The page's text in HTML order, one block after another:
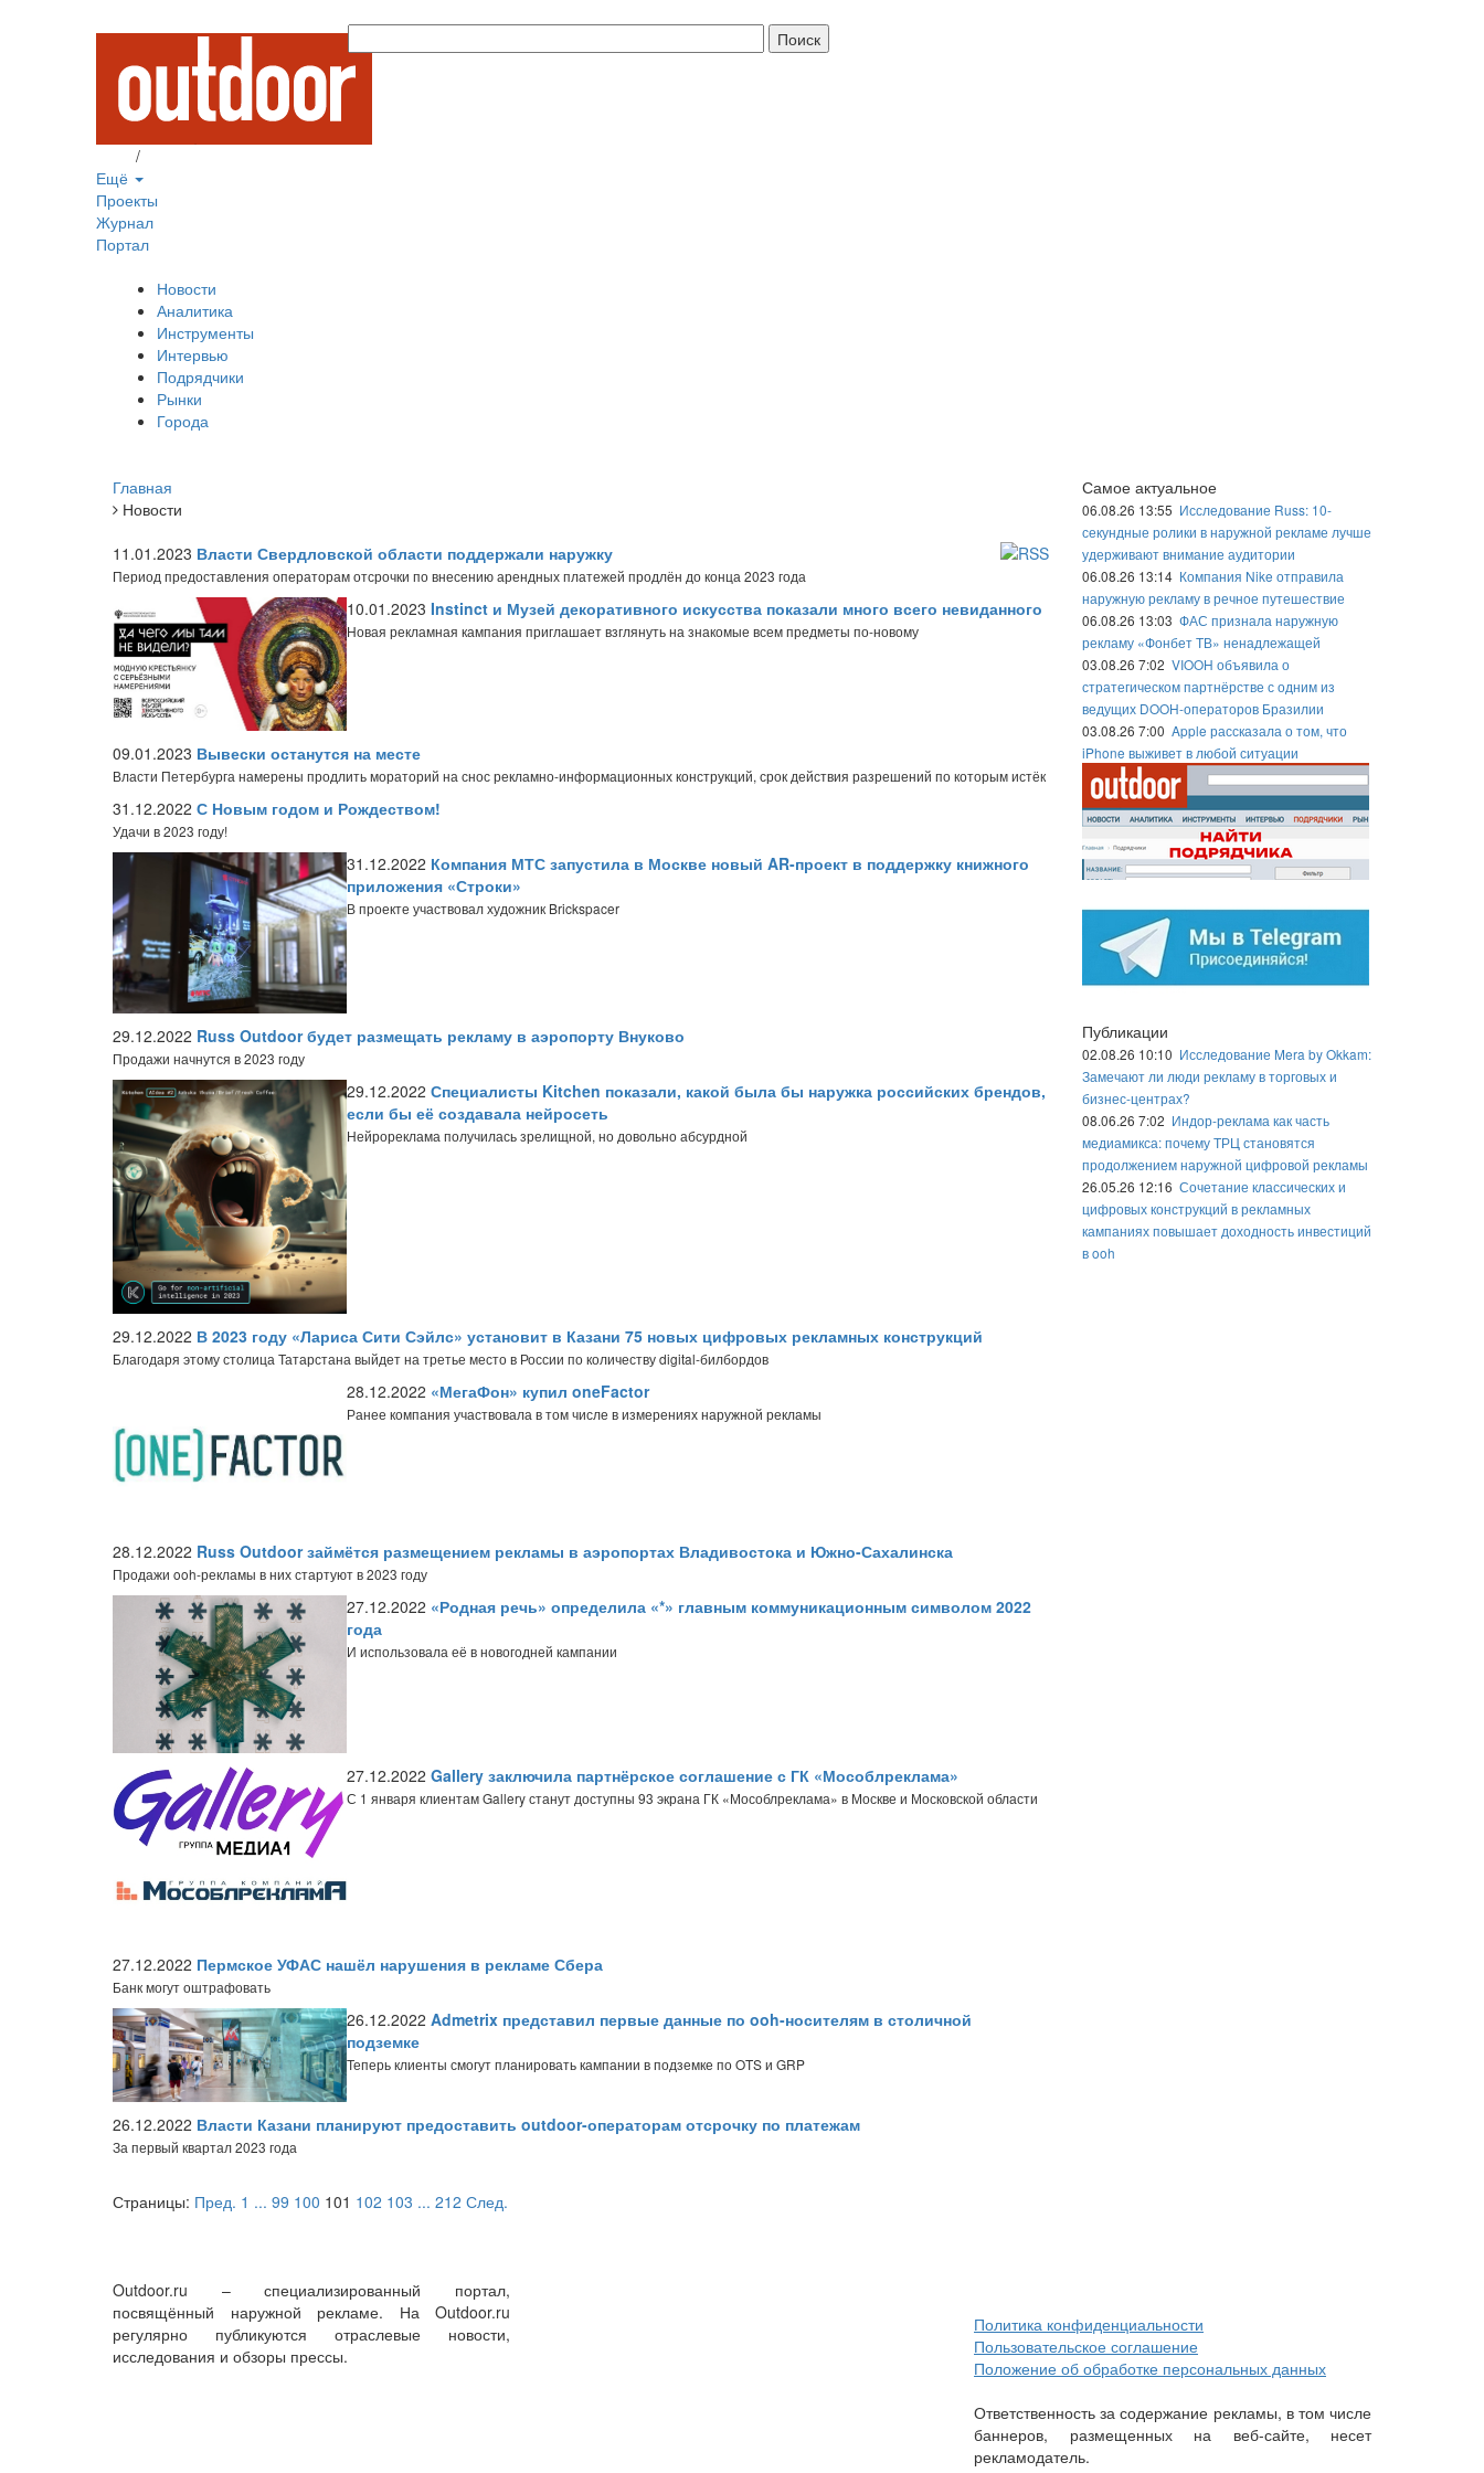
/
Ещё
Проекты
Журнал
Портал
Новости
Аналитика
Инструменты
Интервью
Подрядчики
Рынки
Города
Главная
Новости
11.01.2023 Власти Свердловской области поддержали наружку
Период предоставления операторам отсрочки по внесению арендных платежей продлён до конца 2023 года
10.01.2023 Instinct и Музей декоративного искусства показали много всего невиданного
Новая рекламная кампания приглашает взглянуть на знакомые всем предметы по-новому
09.01.2023 Вывески останутся на месте
Власти Петербурга намерены продлить мораторий на снос рекламно-информационных конструкций, срок действия разрешений по которым истёк
31.12.2022 С Новым годом и Рождеством!
Удачи в 2023 году!
31.12.2022 Компания МТС запустила в Москве новый AR-проект в поддержку книжного
приложения «Строки»
В проекте участвовал художник Brickspacer
29.12.2022 Russ Outdoor будет размещать рекламу в аэропорту Внуково
Продажи начнутся в 2023 году
29.12.2022 Специалисты Kitchen показали, какой была бы наружка российских брендов,
если бы её создавала нейросеть
Нейрореклама получилась зрелищной, но довольно абсурдной
29.12.2022 В 2023 году «Лариса Сити Сэйлс» установит в Казани 75 новых цифровых рекламных конструкций
Благодаря этому столица Татарстана выйдет на третье место в России по количеству digital-билбордов
28.12.2022 «МегаФон» купил oneFactor
Ранее компания участвовала в том числе в измерениях наружной рекламы
28.12.2022 Russ Outdoor займётся размещением рекламы в аэропортах Владивостока и Южно-Сахалинска
Продажи ooh-рекламы в них стартуют в 2023 году
27.12.2022 «Родная речь» определила «*» главным коммуникационным символом 2022
года
И использовала её в новогодней кампании
27.12.2022 Gallery заключила партнёрское соглашение с ГК «Мособлреклама»
С 1 января клиентам Gallery станут доступны 93 экрана ГК «Мособлреклама» в Москве и Московской области
27.12.2022 Пермское УФАС нашёл нарушения в рекламе Сбера
Банк могут оштрафовать
26.12.2022 Admetrix представил первые данные по ooh-носителям в столичной
подземке
Теперь клиенты смогут планировать кампании в подземке по OTS и GRP
26.12.2022 Власти Казани планируют предоставить outdoor-операторам отсрочку по платежам
За первый квартал 2023 года
Страницы: Пред. 1 ... 99 100 101 102 103 ... 212 След.
Самое актуальное
06.08.26 13:55 Исследование Russ: 10-
секундные ролики в наружной рекламе лучше
удерживают внимание аудитории
06.08.26 13:14 Компания Nike отправила
наружную рекламу в речное путешествие
06.08.26 13:03 ФАС признала наружную
рекламу «Фонбет ТВ» ненадлежащей
03.08.26 7:02 VIOOH объявила о
стратегическом партнёрстве с одним из
ведущих DOOH-операторов Бразилии
03.08.26 7:00 Apple рассказала о том, что
iPhone выживет в любой ситуации
Публикации
02.08.26 10:10 Исследование Mera by Okkam:
Замечают ли люди рекламу в торговых и
бизнес-центрах?
08.06.26 7:02 Индор-реклама как часть
медиамикса: почему ТРЦ становятся
продолжением наружной цифровой рекламы
26.05.26 12:16 Сочетание классических и
цифровых конструкций в рекламных
кампаниях повышает доходность инвестиций
в ooh
Outdoor.ru – специализированный портал,
посвящённый наружной рекламе. На Outdoor.ru
регулярно публикуются отраслевые новости,
исследования и обзоры прессы.
Политика конфиденциальности
Пользовательское соглашение
Положение об обработке персональных данных
Ответственность за содержание рекламы, в том числе
баннеров, размещенных на веб-сайте, несет
рекламодатель.